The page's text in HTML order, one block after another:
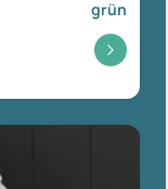
grün